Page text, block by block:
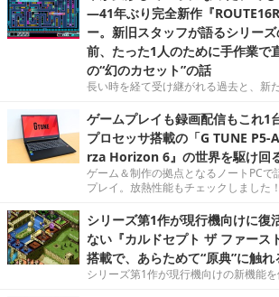
―41年ぶり完全新作『
ー。新旧スタッフが語るシリー
前、たった1人のために手作業で
の“幻のカセット”の話
長い時を経て受け継がれる過去と、新
ゲームプレイも録画配信もこれ
プロセッサ搭載の「G TUNE P5-
rza Horizon 6』の世界を駆け回
ゲーム＆制作の拠点となるノートPCで
プレイ。放熱性能もチェックしました！
シリーズ第1作が現行機向けに復
ない『カルドセプト ザ ファース
搭載で、あらためて“原典”に触れ
シリーズ第1作が現行機向けの新機能を